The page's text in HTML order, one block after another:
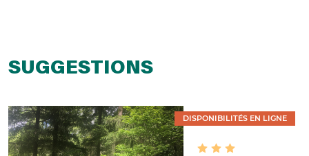
SUGGESTIONS
DISPONIBILITÉS EN LIGNE